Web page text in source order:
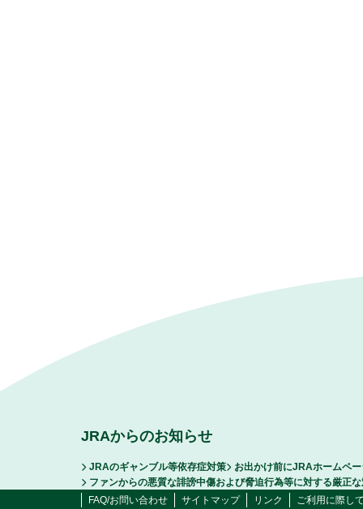
JRAからのお知らせ
JRAのギャンブル等依存症対策
お出かけ前にJRAホームペ
ファンからの悪質な誹謗中傷および脅迫行為等に対する厳正
FAQ/お問い合わせ
サイトマップ リンク ご利用に際し